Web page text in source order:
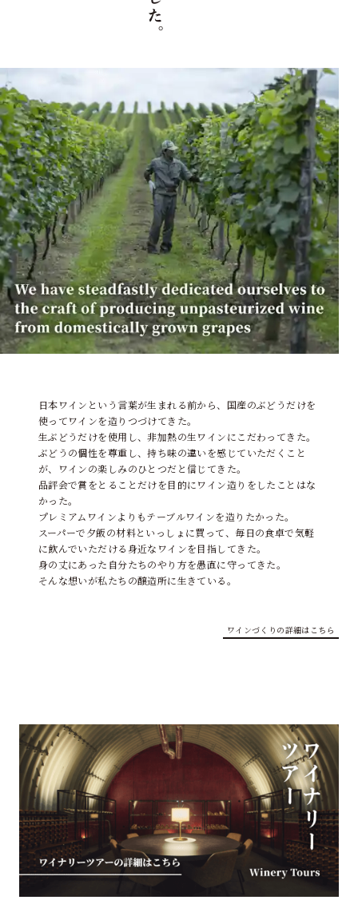
日本ワインという言葉が生まれる前から、国産のぶどうだけを
使ってワインを造りつづけてきた。
生ぶどうだけを使用し、非加熱の生ワインにこだわってきた。
ぶどうの個性を尊重し、持ち味の違いを感じていただくこと
が、ワインの楽しみのひとつだと信じてきた。
品評会で賞をとることだけを目的にワイン造りをしたことはな
かった。
プレミアムワインよりもテーブルワインを造りたかった。
スーパーで夕飯の材料といっしょに買って、毎日の食卓で気軽
に飲んでいただける身近なワインを目指してきた。
身の丈にあった自分たちのやり方を愚直に守ってきた。
そんな想いが私たちの醸造所に生きている。
ワインづくりの詳細はこちら